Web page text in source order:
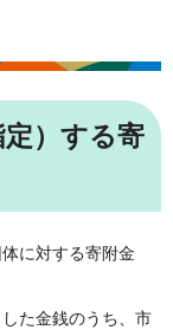
）する寄
に対する寄附金
た金銭のうち、市